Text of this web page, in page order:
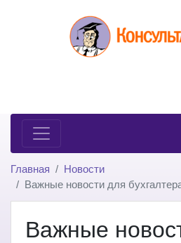
Главная
Новости
Важные новости для
Важные